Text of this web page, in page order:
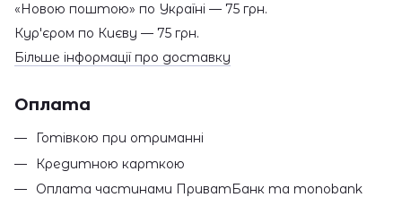
«Новою поштою» по Україні — 75 грн.
Кур'єром по Києву — 75 грн.
Більше інформації про доставку
Оплата
Готівкою при отриманні
Кредитною карткою
Оплата частинами ПриватБанк та monobank